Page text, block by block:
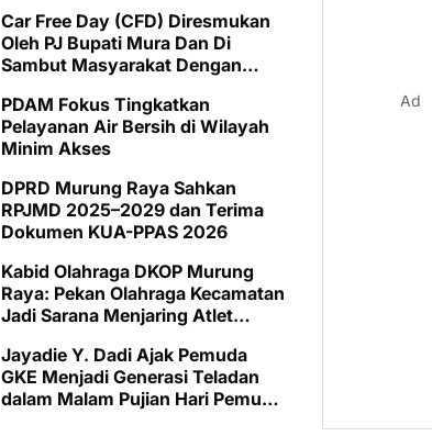
Car Free Day (CFD) Diresmukan
Oleh PJ Bupati Mura Dan Di
Sambut Masyarakat Dengan
PDAM Fokus Tingkatkan
Pelayanan Air Bersih di Wilayah
Minim Akses
DPRD Murung Raya Sahkan
RPJMD 2025–2029 dan Terima
Dokumen KUA-PPAS 2026
Kabid Olahraga DKOP Murung
Raya: Pekan Olahraga Kecamatan
Jadi Sarana Menjaring Atlet
Jayadie Y. Dadi Ajak Pemuda
GKE Menjadi Generasi Teladan
dalam Malam Pujian Hari Pemuda
Ad